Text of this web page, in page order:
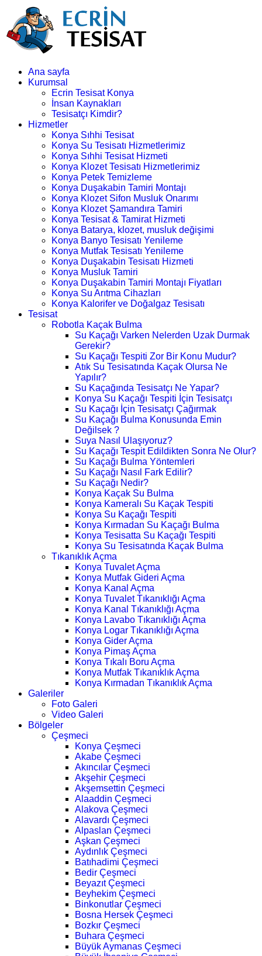
Ana sayfa
Kurumsal
Ecrin Tesisat Konya
İnsan Kaynakları
Tesisatçı Kimdir?
Hizmetler
Konya Sıhhi Tesisat
Konya Su Tesisatı Hizmetlerimiz
Konya Sıhhi Tesisat Hizmeti
Konya Klozet Tesisatı Hizmetlerimiz
Konya Petek Temizleme
Konya Duşakabin Tamiri Montajı
Konya Klozet Sifon Musluk Onarımı
Konya Klozet Şamandıra Tamiri
Konya Tesisat & Tamirat Hizmeti
Konya Batarya, klozet, musluk değişimi
Konya Banyo Tesisatı Yenileme
Konya Mutfak Tesisatı Yenileme
Konya Duşakabin Tesisatı Hizmeti
Konya Musluk Tamiri
Konya Duşakabin Tamiri Montajı Fiyatları
Konya Su Arıtma Cihazları
Konya Kalorifer ve Doğalgaz Tesisatı
Tesisat
Robotla Kaçak Bulma
Su Kaçağı Varken Nelerden Uzak Durmak
Gerekir?
Su Kaçağı Tespiti Zor Bir Konu Mudur?
Atık Su Tesisatında Kaçak Olursa Ne
Yapılır?
Su Kaçağında Tesisatçı Ne Yapar?
Konya Su Kaçağı Tespiti İçin Tesisatçı
Su Kaçağı İçin Tesisatçı Çağırmak
Su Kaçağı Bulma Konusunda Emin
Değilsek ?
Suya Nasıl Ulaşıyoruz?
Su Kaçağı Tespit Edildikten Sonra Ne Olur?
Su Kaçağı Bulma Yöntemleri
Su Kaçağı Nasıl Fark Edilir?
Su Kaçağı Nedir?
Konya Kaçak Su Bulma
Konya Kameralı Su Kaçak Tespiti
Konya Su Kaçağı Tespiti
Konya Kırmadan Su Kaçağı Bulma
Konya Tesisatta Su Kaçağı Tespiti
Konya Su Tesisatında Kaçak Bulma
Tıkanıklık Açma
Konya Tuvalet Açma
Konya Mutfak Gideri Açma
Konya Kanal Açma
Konya Tuvalet Tıkanıklığı Açma
Konya Kanal Tıkanıklığı Açma
Konya Lavabo Tıkanıklığı Açma
Konya Logar Tıkanıklığı Açma
Konya Gider Açma
Konya Pimaş Açma
Konya Tıkalı Boru Açma
Konya Mutfak Tıkanıklık Açma
Konya Kırmadan Tıkanıklık Açma
Galeriler
Foto Galeri
Video Galeri
Bölgeler
Çeşmeci
Konya Çeşmeci
Akabe Çeşmeci
Akıncılar Çeşmeci
Akşehir Çeşmeci
Akşemsettin Çeşmeci
Alaaddin Çeşmeci
Alakova Çeşmeci
Alavardı Çeşmeci
Alpaslan Çeşmeci
Aşkan Çeşmeci
Aydınlık Çeşmeci
Batıhadimi Çeşmeci
Bedir Çeşmeci
Beyazıt Çeşmeci
Beyhekim Çeşmeci
Binkonutlar Çeşmeci
Bosna Hersek Çeşmeci
Bozkır Çeşmeci
Buhara Çeşmeci
Büyük Aymanas Çeşmeci